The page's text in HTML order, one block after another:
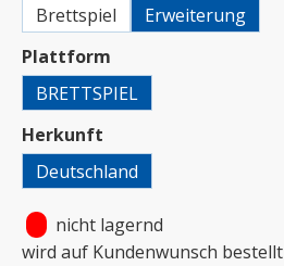
Brettspiel
Erweiterung
Plattform
BRETTSPIEL
Herkunft
Deutschland
nicht lagernd
wird auf Kundenwunsch bestellt